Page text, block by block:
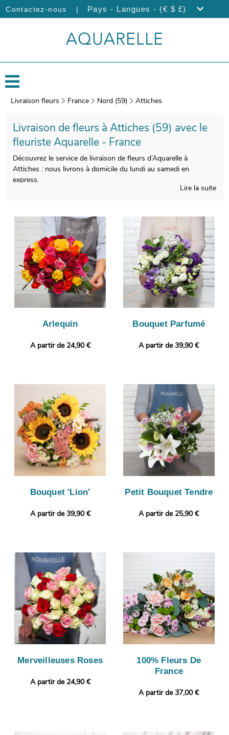
Contactez-nous | Pays - Langues - (€ $ £)
Livraison fleurs France Nord (59) Attiches
Livraison de fleurs à Attiches (59) avec le
fleuriste Aquarelle - France
Découvrez le service de livraison de fleurs d’Aquarelle à
Attiches : nous livrons à domicile du lundi au samedi en
express.
exigences. Nos artisans photographieront votre bouquet après
sa création. Cette photo vous est ensuite envoyée afin que
vous puissiez vous assurer de la conformité de votre
composition florale. L’envoi sera ensuite programmé.
Personnalisez votre cadeau avec une photo ou un message
selon vos préférences.
Lire la suite
Arlequin
A partir de 24,90 €
Bouquet Parfumé
A partir de 39,90 €
Bouquet 'Lion'
A partir de 39,90 €
Petit Bouquet Tendre
A partir de 25,90 €
Merveilleuses Roses
A partir de 24,90 €
100% Fleurs De
France
A partir de 37,00 €